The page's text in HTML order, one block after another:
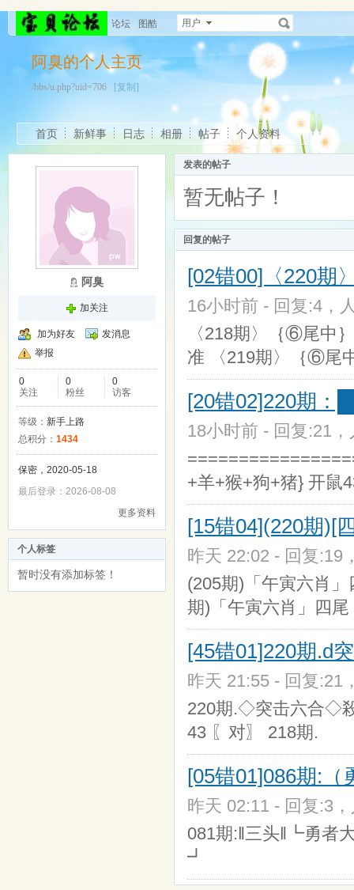
论坛 图酷 用户
阿臭的个人主页
/bbs/u.php?uid=706 [复制]
首页 新鲜事 日志 相册 帖子 个人资料
阿臭
加关注
加为好友
发消息
举报
0
关注
0
粉丝
0
访客
等级： 新手上路
总积分： 1434
保密，2020-05-18
最后登录：2026-08-08
更多资料
个人标签
暂时没有添加标签！
发表的帖子
暂无帖子！
回复的帖子
[02错00]〈220期
16小时前 - 回复:4，
〈218期〉｛⑥尾中
准 〈219期〉｛⑥尾
[20错02]220期
18小时前 - 回复:21
+羊+猴+狗+猪} 开鼠
[15错04](220期)[
昨天 22:02 - 回复:19
(205期)「午寅六肖
期)「午寅六肖」四
[45错01]220期.d
昨天 21:55 - 回复:21
220期.◇突击六合◇
43 〖对〗 218期.
[05错01]086期:（
昨天 02:11 - 回复:3
081期:‖三头‖┗勇者
┛